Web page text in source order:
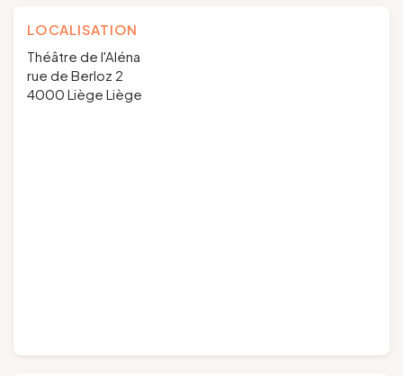
LOCALISATION
Théâtre de l'Aléna
rue de Berloz 2
4000 Liège Liège